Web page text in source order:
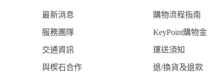
最新消息 購物流程指南
服務團隊 KeyPoint購物金
交通資訊 運送須知
與楔石合作 退/換貨及退款